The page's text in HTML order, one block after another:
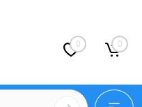
0 0